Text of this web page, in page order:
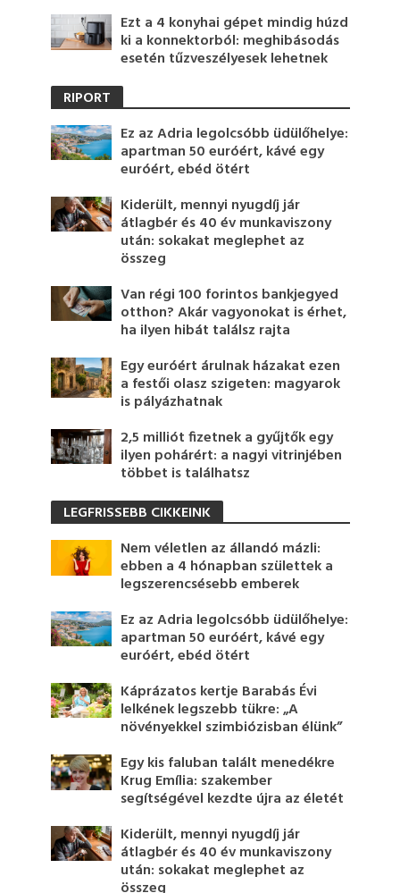
Ezt a 4 konyhai gépet mindig húzd
ki a konnektorból: meghibásodás
esetén tűzveszélyesek lehetnek
RIPORT
Ez az Adria legolcsóbb üdülőhelye:
apartman 50 euróért, kávé egy
euróért, ebéd ötért
Kiderült, mennyi nyugdíj jár
átlagbér és 40 év munkaviszony
után: sokakat meglephet az
összeg
Van régi 100 forintos bankjegyed
otthon? Akár vagyonokat is érhet,
ha ilyen hibát találsz rajta
Egy euróért árulnak házakat ezen
a festői olasz szigeten: magyarok
is pályázhatnak
2,5 milliót fizetnek a gyűjtők egy
ilyen pohárért: a nagyi vitrinjében
többet is találhatsz
LEGFRISSEBB CIKKEINK
Nem véletlen az állandó mázli:
ebben a 4 hónapban születtek a
legszerencsésebb emberek
Ez az Adria legolcsóbb üdülőhelye:
apartman 50 euróért, kávé egy
euróért, ebéd ötért
Káprázatos kertje Barabás Évi
lelkének legszebb tükre: „A
növényekkel szimbiózisban élünk”
Egy kis faluban talált menedékre
Krug Emília: szakember
segítségével kezdte újra az életét
Kiderült, mennyi nyugdíj jár
átlagbér és 40 év munkaviszony
után: sokakat meglephet az
összeg